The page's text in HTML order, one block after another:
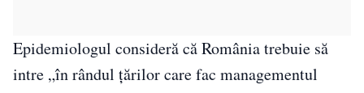
Epidemiologul consideră că România trebuie să
intre „în rândul ţărilor care fac managementul